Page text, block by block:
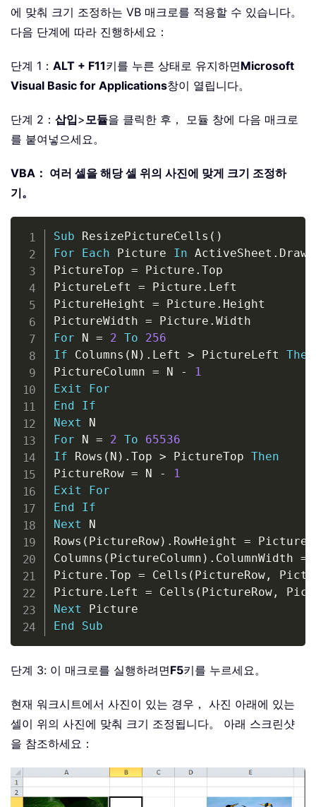
에 맞춰 크기 조정하는 VB 매크로를 적용할 수 있습니다。
다음 단계에 따라 진행하세요：
단계 1： ALT + F11키를 누른 상태로 유지하면Microsoft
Visual Basic for Applications창이 열립니다。
단계 2： 삽입>모듈을 클릭한 후， 모듈 창에 다음 매크로
를 붙여넣으세요。
VBA： 여러 셀을 해당 셀 위의 사진에 맞게 크기 조정하
기。
Sub ResizePictureCells ( )
For
Each Picture In ActiveSheet .
PictureTop = Picture . Top
PictureLeft = Picture . Left
PictureHeight = Picture . Height
PictureWidth = Picture .
For N = 2 To
256
If Columns ( N ) . Left > PictureLeft Then
PictureColumn = N -
1
Exit
For
End
If
Next
For N = 2 To
65536
If Rows ( N ) . Top > PictureTop Then
PictureRow = N -
1
Exit
For
End
If
Next N
Rows ( PictureRow) . RowHeight =
Columns ( PictureColumn ) . ColumnWidth =
Picture . Top = Cells ( PictureRow,
Picture . Left = Cells ( PictureRow,
Next
End
Sub
단계 3: 이 매크로를 실행하려면F5키를 누르세요。
현재 워크시트에서 사진이 있는 경우， 사진 아래에 있는
셀이 위의 사진에 맞춰 크기 조정됩니다。 아래 스크린샷
을 참조하세요：